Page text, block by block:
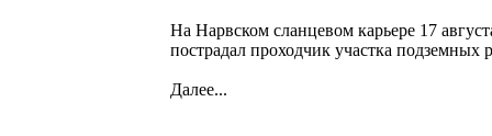
На Нарвском сланцевом карьере 17
пострадал проходчик участка
Далее...